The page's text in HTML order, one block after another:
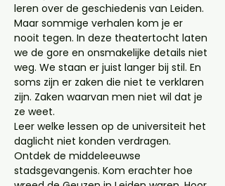
leren over de geschiedenis van Leiden.
Maar sommige verhalen kom je er
nooit tegen. In deze theatertocht laten
we de gore en onsmakelijke details niet
weg. We staan er juist langer bij stil. En
soms zijn er zaken die niet te verklaren
zijn. Zaken waarvan men niet wil dat je
ze weet.
Leer welke lessen op de universiteit het
daglicht niet konden verdragen.
Ontdek de middeleeuwse
stadsgevangenis. Kom erachter hoe